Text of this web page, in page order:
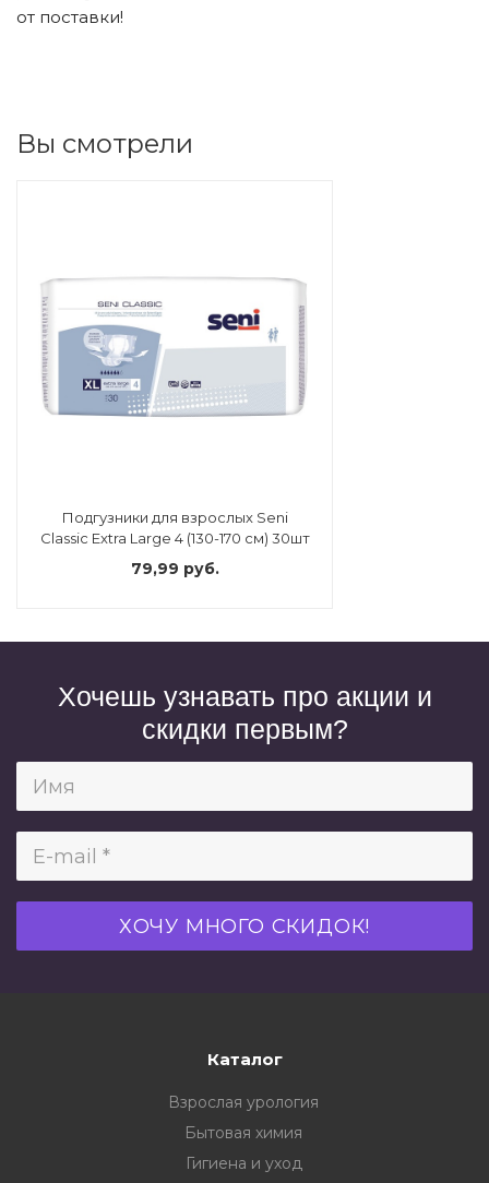
от поставки!
Вы смотрели
Подгузники для взрослых Seni
Classic Extra Large 4 (130-170 см) 30шт
79,99 руб.
Хочешь узнавать про акции и
скидки первым?
Каталог
Взрослая урология
Бытовая химия
Гигиена и уход